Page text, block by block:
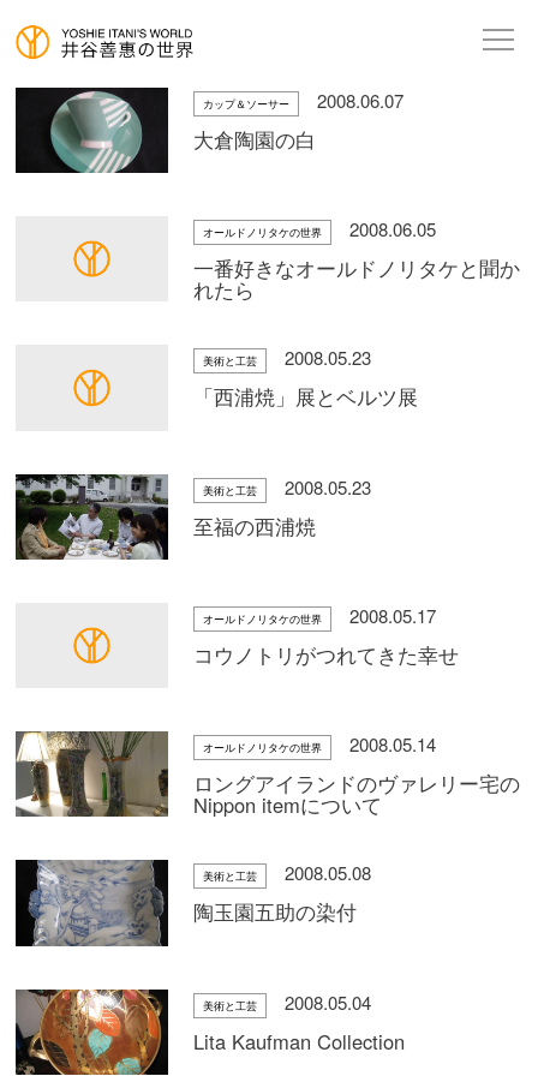
カップ＆ソーサー 2008.06.07
大倉陶園の白
オールドノリタケの世界 2008.06.05
一番好きなオールドノリタケと聞か
れたら
美術と工芸 2008.05.23
「西浦焼」展とベルツ展
美術と工芸 2008.05.23
至福の西浦焼
オールドノリタケの世界 2008.05.17
コウノトリがつれてきた幸せ
オールドノリタケの世界 2008.05.14
ロングアイランドのヴァレリー宅の
Nippon itemについて
美術と工芸 2008.05.08
陶玉園五助の染付
美術と工芸 2008.05.04
Lita Kaufman Collection